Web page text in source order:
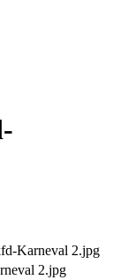
Karneval 2.jpg
2.jpg